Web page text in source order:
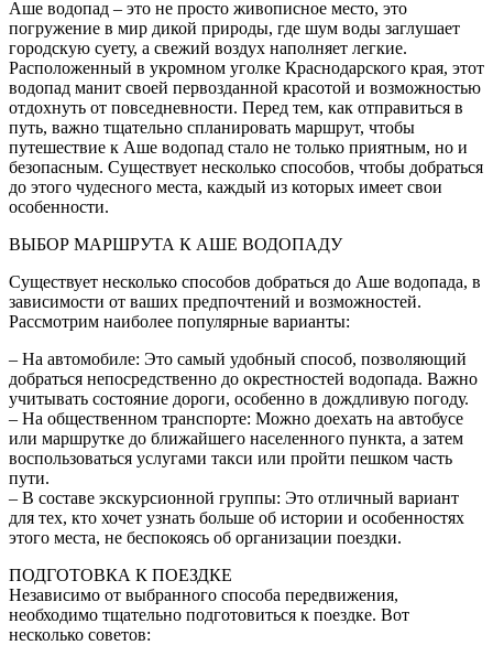
Аше водопад – это не просто живописное место, это
погружение в мир дикой природы, где шум воды заглушает
городскую суету, а свежий воздух наполняет легкие.
Расположенный в укромном уголке Краснодарского края, этот
водопад манит своей первозданной красотой и возможностью
отдохнуть от повседневности. Перед тем, как отправиться в
путь, важно тщательно спланировать маршрут, чтобы
путешествие к Аше водопад стало не только приятным, но и
безопасным. Существует несколько способов, чтобы добраться
до этого чудесного места, каждый из которых имеет свои
особенности.
ВЫБОР МАРШРУТА К АШЕ ВОДОПАДУ
Существует несколько способов добраться до Аше водопада, в
зависимости от ваших предпочтений и возможностей.
Рассмотрим наиболее популярные варианты:
– На автомобиле: Это самый удобный способ, позволяющий
добраться непосредственно до окрестностей водопада. Важно
учитывать состояние дороги, особенно в дождливую погоду.
– На общественном транспорте: Можно доехать на автобусе
или маршрутке до ближайшего населенного пункта, а затем
воспользоваться услугами такси или пройти пешком часть
пути.
– В составе экскурсионной группы: Это отличный вариант
для тех, кто хочет узнать больше об истории и особенностях
этого места, не беспокоясь об организации поездки.
ПОДГОТОВКА К ПОЕЗДКЕ
Независимо от выбранного способа передвижения,
необходимо тщательно подготовиться к поездке. Вот
несколько советов: